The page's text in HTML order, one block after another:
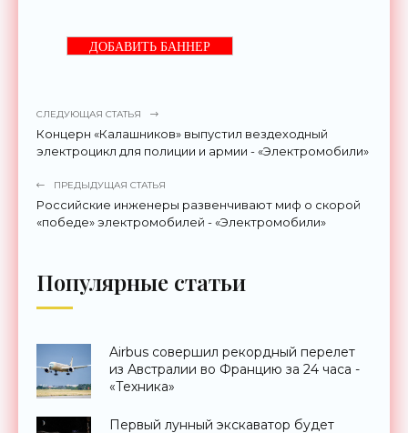
ДОБАВИТЬ БАННЕР
СЛЕДУЮЩАЯ СТАТЬЯ
Концерн «Калашников» выпустил вездеходный
электроцикл для полиции и армии - «Электромобили»
ПРЕДЫДУЩАЯ СТАТЬЯ
Российские инженеры развенчивают миф о скорой
«победе» электромобилей - «Электромобили»
Популярные статьи
Airbus совершил рекордный перелет
из Австралии во Францию за 24 часа -
«Техника»
Первый лунный экскаватор будет